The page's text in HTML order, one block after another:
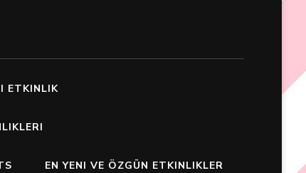
ETKINLIK
EN YENI VE ÖZGÜN ETKINLIKLER